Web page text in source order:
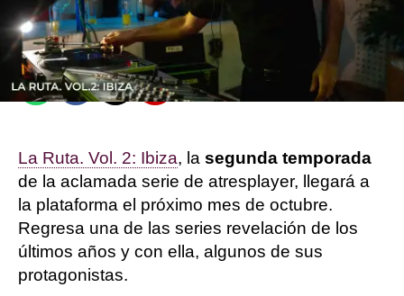
Sandra Lázaro
Guillermo Espeso
Publicado:19 de septiembre de 2025, 15:54
WhatsappFacebook
X Flipboard
La Ruta. Vol. 2: Ibiza, la segunda temporada
de la aclamada serie de atresplayer, llegará a
la plataforma el próximo mes de octubre.
Regresa una de las series revelación de los
últimos años y con ella, algunos de sus
protagonistas.